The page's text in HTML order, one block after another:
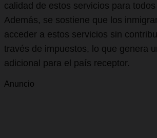
calidad de estos servicios para
Además, se sostiene que los
acceder a estos servicios sin
través de impuestos, lo que genera
adicional para el país receptor.
Anuncio